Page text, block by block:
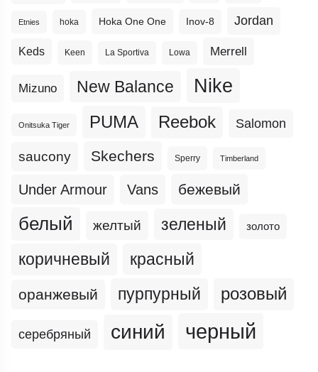
Etnies hoka Hoka One One Inov-8 Jordan
Keds Keen La Sportiva Lowa Merrell
Mizuno New Balance Nike
Onitsuka Tiger PUMA Reebok Salomon
saucony Skechers Sperry Timberland
Under Armour Vans бежевый
белый желтый зеленый золото
коричневый красный
оранжевый пурпурный розовый
серебряный синий черный